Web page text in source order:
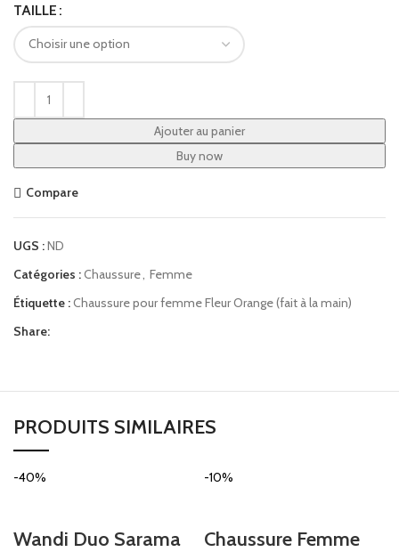
TAILLE
Ajouter au panier
Buy now
Compare
UGS :ND
Catégories :Chaussure Femme
Étiquette :Chaussure pour femme Fleur Orange (fait à la main)
Share:
PRODUITS SIMILAIRES
-40%
Wandi Duo Sarama
-10%
Chaussure Femme